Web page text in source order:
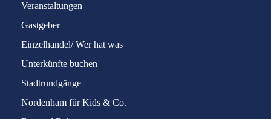
Veranstaltungen
Gastgeber
Einzelhandel/ Wer hat was
Unterkünfte buchen
Stadtrundgänge
Nordenham für Kids & Co.